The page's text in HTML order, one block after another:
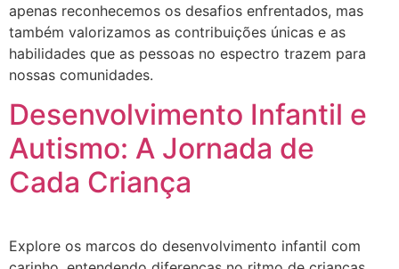
apenas reconhecemos os desafios enfrentados, mas
também valorizamos as contribuições únicas e as
habilidades que as pessoas no espectro trazem para
nossas comunidades.
Desenvolvimento Infantil e
Autismo: A Jornada de
Cada Criança
Explore os marcos do desenvolvimento infantil com